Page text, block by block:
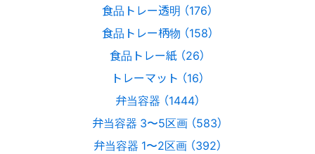
食品トレー透明 （176）
食品トレー柄物 （158）
食品トレー紙 （26）
トレーマット （16）
弁当容器 （1444）
弁当容器 3〜5区画 （583）
弁当容器 1〜2区画 （392）